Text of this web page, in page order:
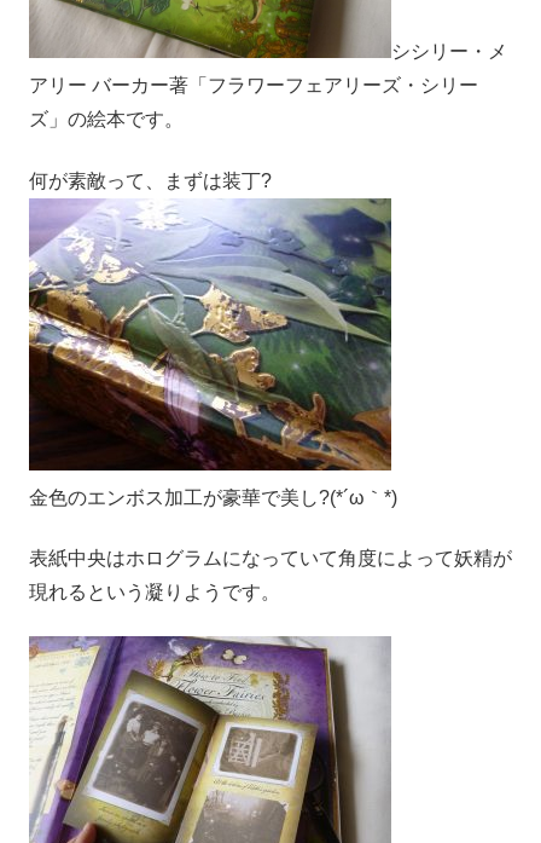
シシリー・メ
アリー バーカー著「フラワーフェアリーズ・シリー
ズ」の絵本です。
何が素敵って、まずは装丁?
金色のエンボス加工が豪華で美し?(*´ω｀*)
表紙中央はホログラムになっていて角度によって妖精が
現れるという凝りようです。